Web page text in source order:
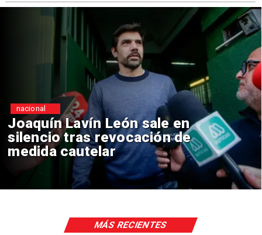
Chile y Venezuela
reinicio de relaciones
consulares
nacional
MÁS RECIENTES